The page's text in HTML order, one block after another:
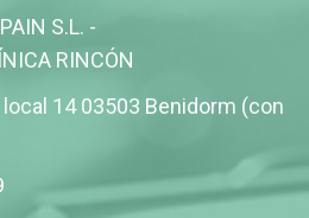
S.L. -
RINCÓN
local 14 03503 Benidorm (con